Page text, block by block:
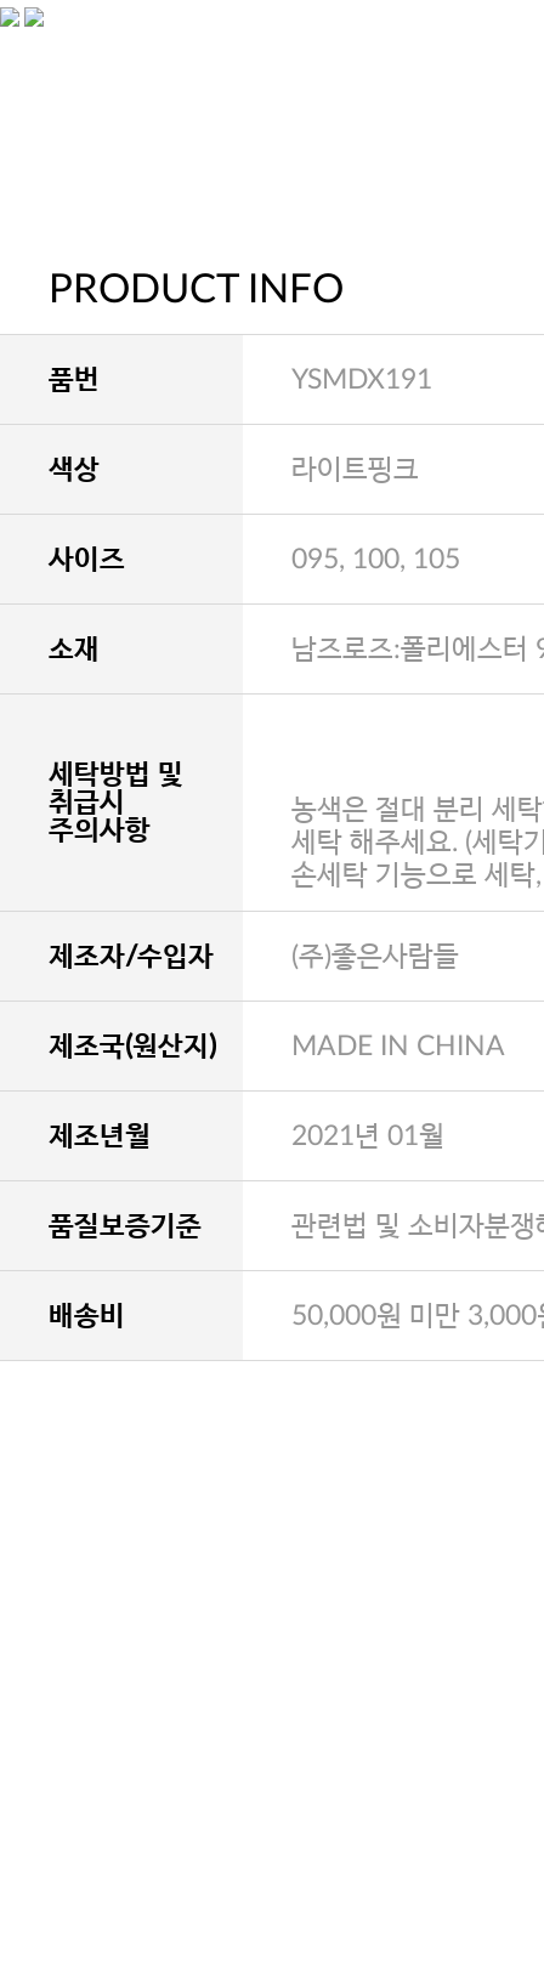
PRODUCT INFO
품번 YSMDX191
색상 라이트핑크
사이즈 095, 100, 105
소재 남즈로즈:폴리에스터
세탁방법 및
취급시
주의사항
농색은 절대 분리 세
세탁 해주세요. (세탁
손세탁 기능으로 세탁
제조자/수입자 (주)좋은사람들
제조국(원산지) MADE IN CHINA
제조년월 2021년 01월
품질보증기준 관련법 및 소비자분
배송비 50,000원 미만 3,000